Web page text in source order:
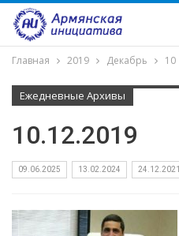
Главная 2019 Декабрь 10
Ежедневные Архивы
10.12.2019
09.06.2025 13.02.2024 24.12.2021